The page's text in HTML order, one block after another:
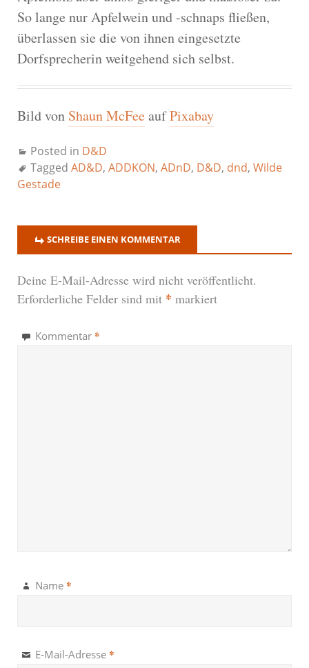
So lange nur Apfelwein und -schnaps fließen,
überlassen sie die von ihnen eingesetzte
Dorfsprecherin weitgehend sich selbst.
Bild von Shaun McFeeaufPixabay
Posted in D&D
Tagged AD&D, ADDKON, ADnD, D&D, dnd, Wilde
Gestade
SCHREIBE EINEN KOMMENTAR
Deine E-Mail-Adresse wird nicht veröffentlicht.
Erforderliche Felder sind mit * markiert
Kommentar *
Name *
E-Mail-Adresse *